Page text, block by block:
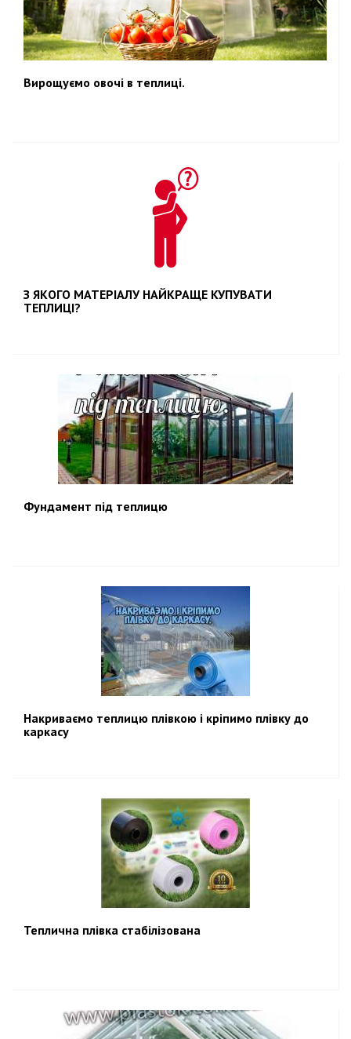
Вирощуємо овочі в теплиці.
З ЯКОГО МАТЕРІАЛУ НАЙКРАЩЕ КУПУВАТИ
ТЕПЛИЦІ?
Фундамент під теплицю
Накриваємо теплицю плівкою і кріпимо плівку до
каркасу
Теплична плівка стабілізована